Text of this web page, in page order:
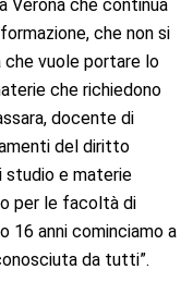
Verona che continua
che non si
che vuole portare lo
che richiedono
docente di
del diritto
studio e materie
per le facoltà di
16 anni cominciamo a
da tutti”.